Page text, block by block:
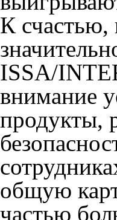
К счастью,
ISSA/
внимание
продукты,
общую
частью